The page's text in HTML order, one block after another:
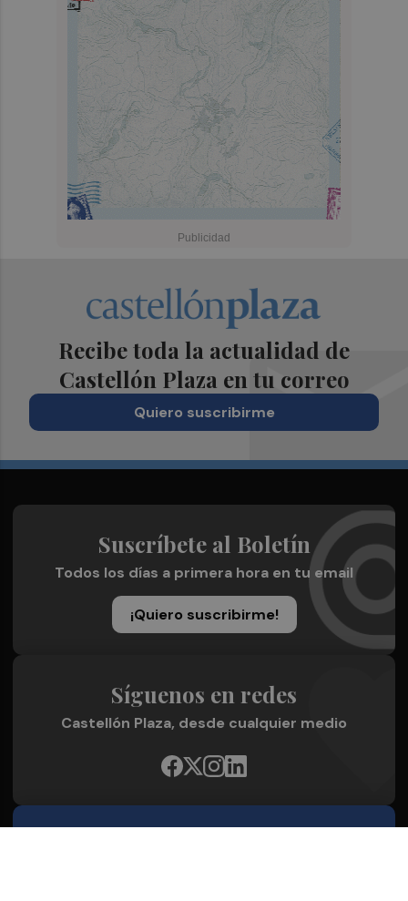
Recibe toda la actualidad de
Castellón Plaza en tu correo
Quiero suscribirme
Suscríbete al Boletín
Todos los días a primera hora en tu email
¡Quiero suscribirme!
Síguenos en redes
Castellón Plaza, desde cualquier medio